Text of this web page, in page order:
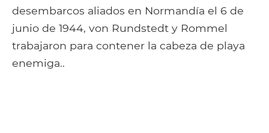
desembarcos aliados en Normandía el 6 de
junio de 1944, von Rundstedt y Rommel
trabajaron para contener la cabeza de playa
enemiga..